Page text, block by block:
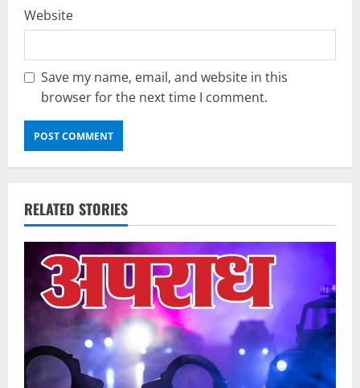
Website
Save my name, email, and website in this
browser for the next time I comment.
RELATED STORIES